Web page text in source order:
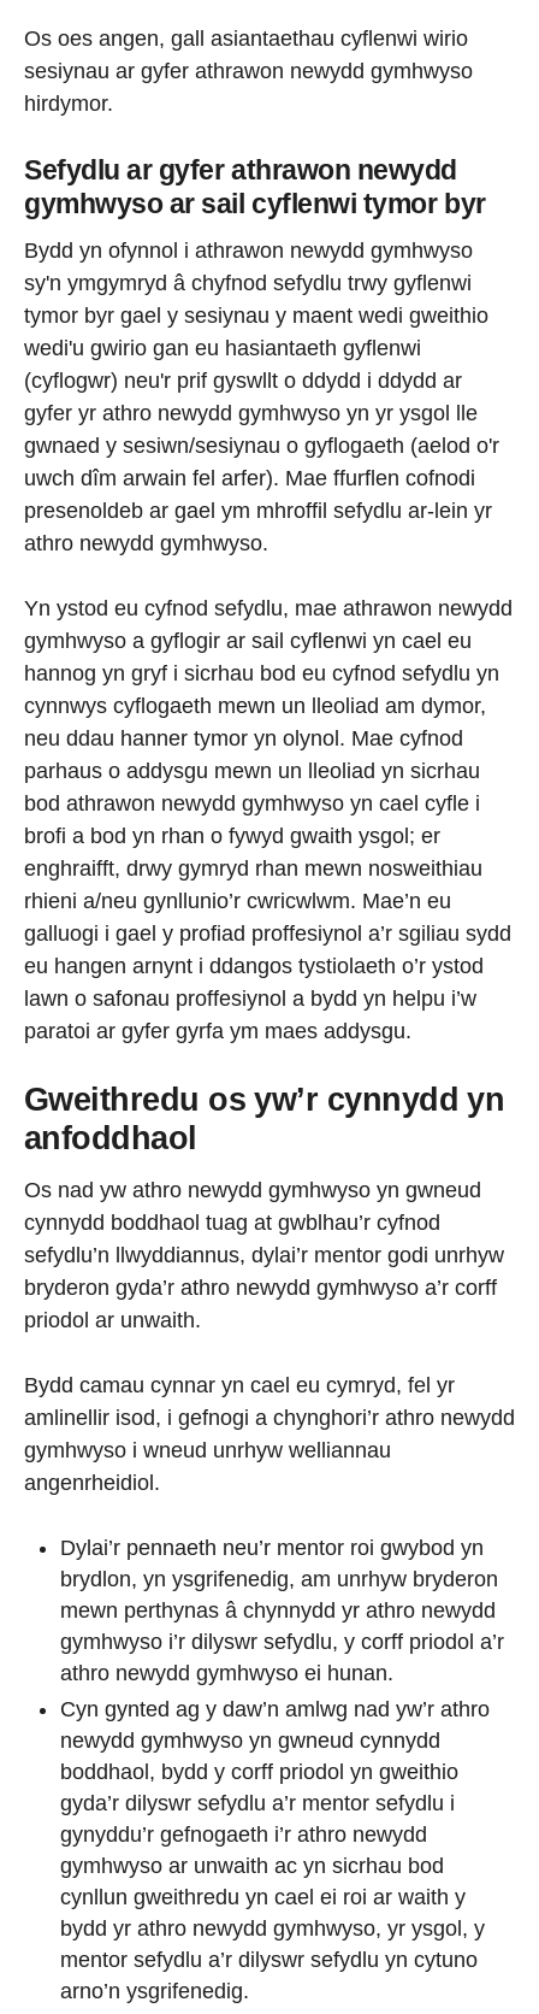
Os oes angen, gall asiantaethau cyflenwi wirio
sesiynau ar gyfer athrawon newydd gymhwyso
hirdymor.
Sefydlu ar gyfer athrawon newydd
gymhwyso ar sail cyflenwi tymor byr
Bydd yn ofynnol i athrawon newydd gymhwyso
sy'n ymgymryd â chyfnod sefydlu trwy gyflenwi
tymor byr gael y sesiynau y maent wedi gweithio
wedi'u gwirio gan eu hasiantaeth gyflenwi
(cyflogwr) neu'r prif gyswllt o ddydd i ddydd ar
gyfer yr athro newydd gymhwyso yn yr ysgol lle
gwnaed y sesiwn/sesiynau o gyflogaeth (aelod o'r
uwch dîm arwain fel arfer). Mae ffurflen cofnodi
presenoldeb ar gael ym mhroffil sefydlu ar-lein yr
athro newydd gymhwyso.
Yn ystod eu cyfnod sefydlu, mae athrawon newydd
gymhwyso a gyflogir ar sail cyflenwi yn cael eu
hannog yn gryf i sicrhau bod eu cyfnod sefydlu yn
cynnwys cyflogaeth mewn un lleoliad am dymor,
neu ddau hanner tymor yn olynol. Mae cyfnod
parhaus o addysgu mewn un lleoliad yn sicrhau
bod athrawon newydd gymhwyso yn cael cyfle i
brofi a bod yn rhan o fywyd gwaith ysgol; er
enghraifft, drwy gymryd rhan mewn nosweithiau
rhieni a/neu gynllunio’r cwricwlwm. Mae’n eu
galluogi i gael y profiad proffesiynol a’r sgiliau sydd
eu hangen arnynt i ddangos tystiolaeth o’r ystod
lawn o safonau proffesiynol a bydd yn helpu i’w
paratoi ar gyfer gyrfa ym maes addysgu.
Gweithredu os yw’r cynnydd yn
anfoddhaol
Os nad yw athro newydd gymhwyso yn gwneud
cynnydd boddhaol tuag at gwblhau’r cyfnod
sefydlu’n llwyddiannus, dylai’r mentor godi unrhyw
bryderon gyda’r athro newydd gymhwyso a’r corff
priodol ar unwaith.
Bydd camau cynnar yn cael eu cymryd, fel yr
amlinellir isod, i gefnogi a chynghori’r athro newydd
gymhwyso i wneud unrhyw welliannau
angenrheidiol.
Dylai’r pennaeth neu’r mentor roi gwybod yn
brydlon, yn ysgrifenedig, am unrhyw bryderon
mewn perthynas â chynnydd yr athro newydd
gymhwyso i’r dilyswr sefydlu, y corff priodol a’r
athro newydd gymhwyso ei hunan.
Cyn gynted ag y daw’n amlwg nad yw’r athro
newydd gymhwyso yn gwneud cynnydd
boddhaol, bydd y corff priodol yn gweithio
gyda’r dilyswr sefydlu a’r mentor sefydlu i
gynyddu’r gefnogaeth i’r athro newydd
gymhwyso ar unwaith ac yn sicrhau bod
cynllun gweithredu yn cael ei roi ar waith y
bydd yr athro newydd gymhwyso, yr ysgol, y
mentor sefydlu a’r dilyswr sefydlu yn cytuno
arno’n ysgrifenedig.